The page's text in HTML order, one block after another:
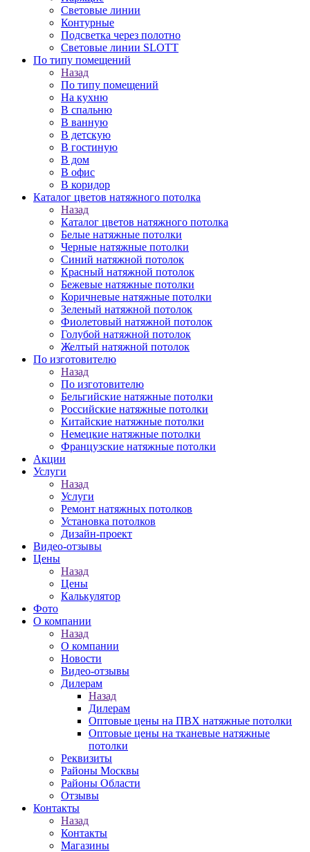
Световые линии
Контурные
Подсветка через полотно
Световые линии SLOTT
По типу помещений
Назад
По типу помещений
На кухню
В спальню
В ванную
В детскую
В гостиную
В дом
В офис
В коридор
Каталог цветов натяжного потолка
Назад
Каталог цветов натяжного потолка
Белые натяжные потолки
Черные натяжные потолки
Синий натяжной потолок
Красный натяжной потолок
Бежевые натяжные потолки
Коричневые натяжные потолки
Зеленый натяжной потолок
Фиолетовый натяжной потолок
Голубой натяжной потолок
Желтый натяжной потолок
По изготовителю
Назад
По изготовителю
Бельгийские натяжные потолки
Российские натяжные потолки
Китайские натяжные потолки
Немецкие натяжные потолки
Французские натяжные потолки
Акции
Услуги
Назад
Услуги
Ремонт натяжных потолков
Установка потолков
Дизайн-проект
Видео-отзывы
Цены
Назад
Цены
Калькулятор
Фото
О компании
Назад
О компании
Новости
Видео-отзывы
Дилерам
Назад
Дилерам
Оптовые цены на ПВХ натяжные потолки
Оптовые цены на тканевые натяжные
потолки
Реквизиты
Районы Москвы
Районы Области
Отзывы
Контакты
Назад
Контакты
Магазины